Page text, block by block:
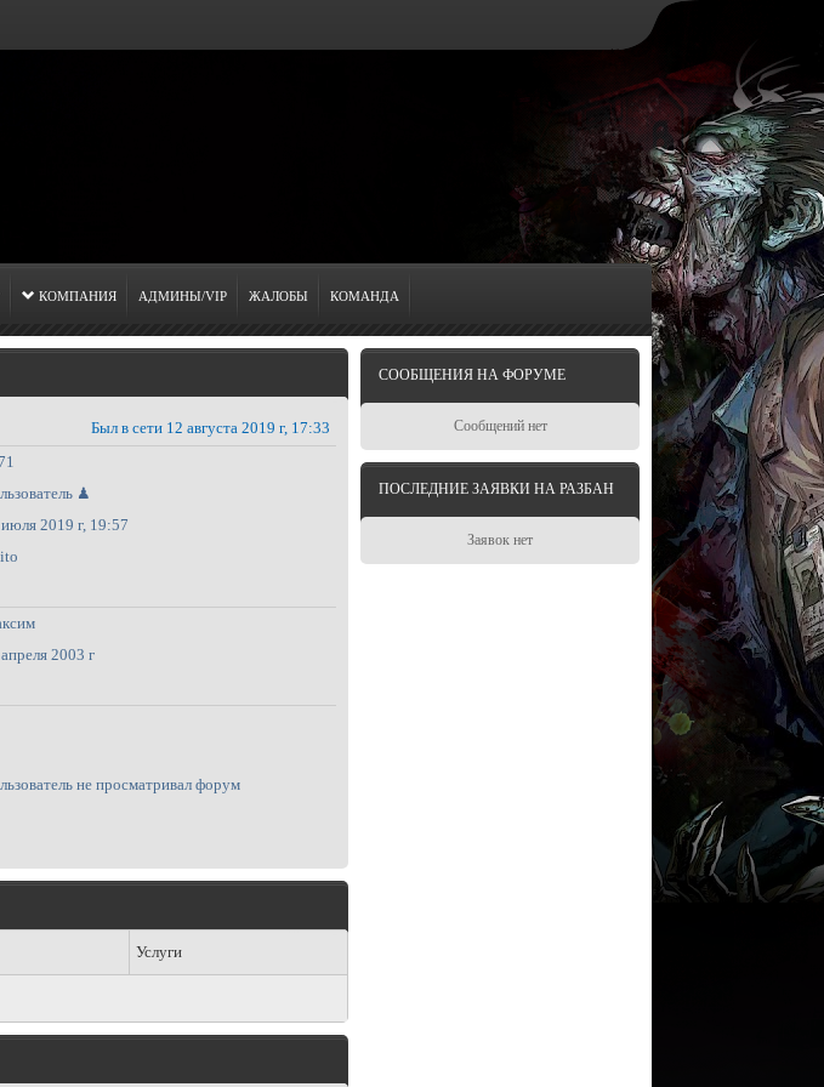
КОМПАНИЯ АДМИНЫ/VIP ЖАЛОБЫ КОМАНДА
Был в сети 12 августа 2019 г, 17:33
♟
2019 г, 19:57
2003 г
не просматривал форум
Услуги
СООБЩЕНИЯ НА ФОРУМЕ
Сообщений нет
ПОСЛЕДНИЕ ЗАЯВКИ НА РАЗБАН
Заявок нет